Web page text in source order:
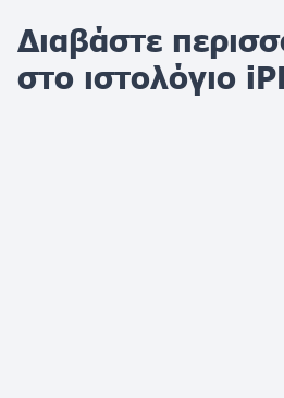
Διαβάστε
στο ιστολόγιο